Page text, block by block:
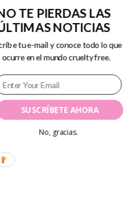
17, 2019
In
cómo comprar,
SUSCRÍBETE AHORA
TE PIERDAS LAS
NOTICIAS
tu e-mail y conoce todo lo que
ocurre en el mundo cruelty free.
No, gracias.